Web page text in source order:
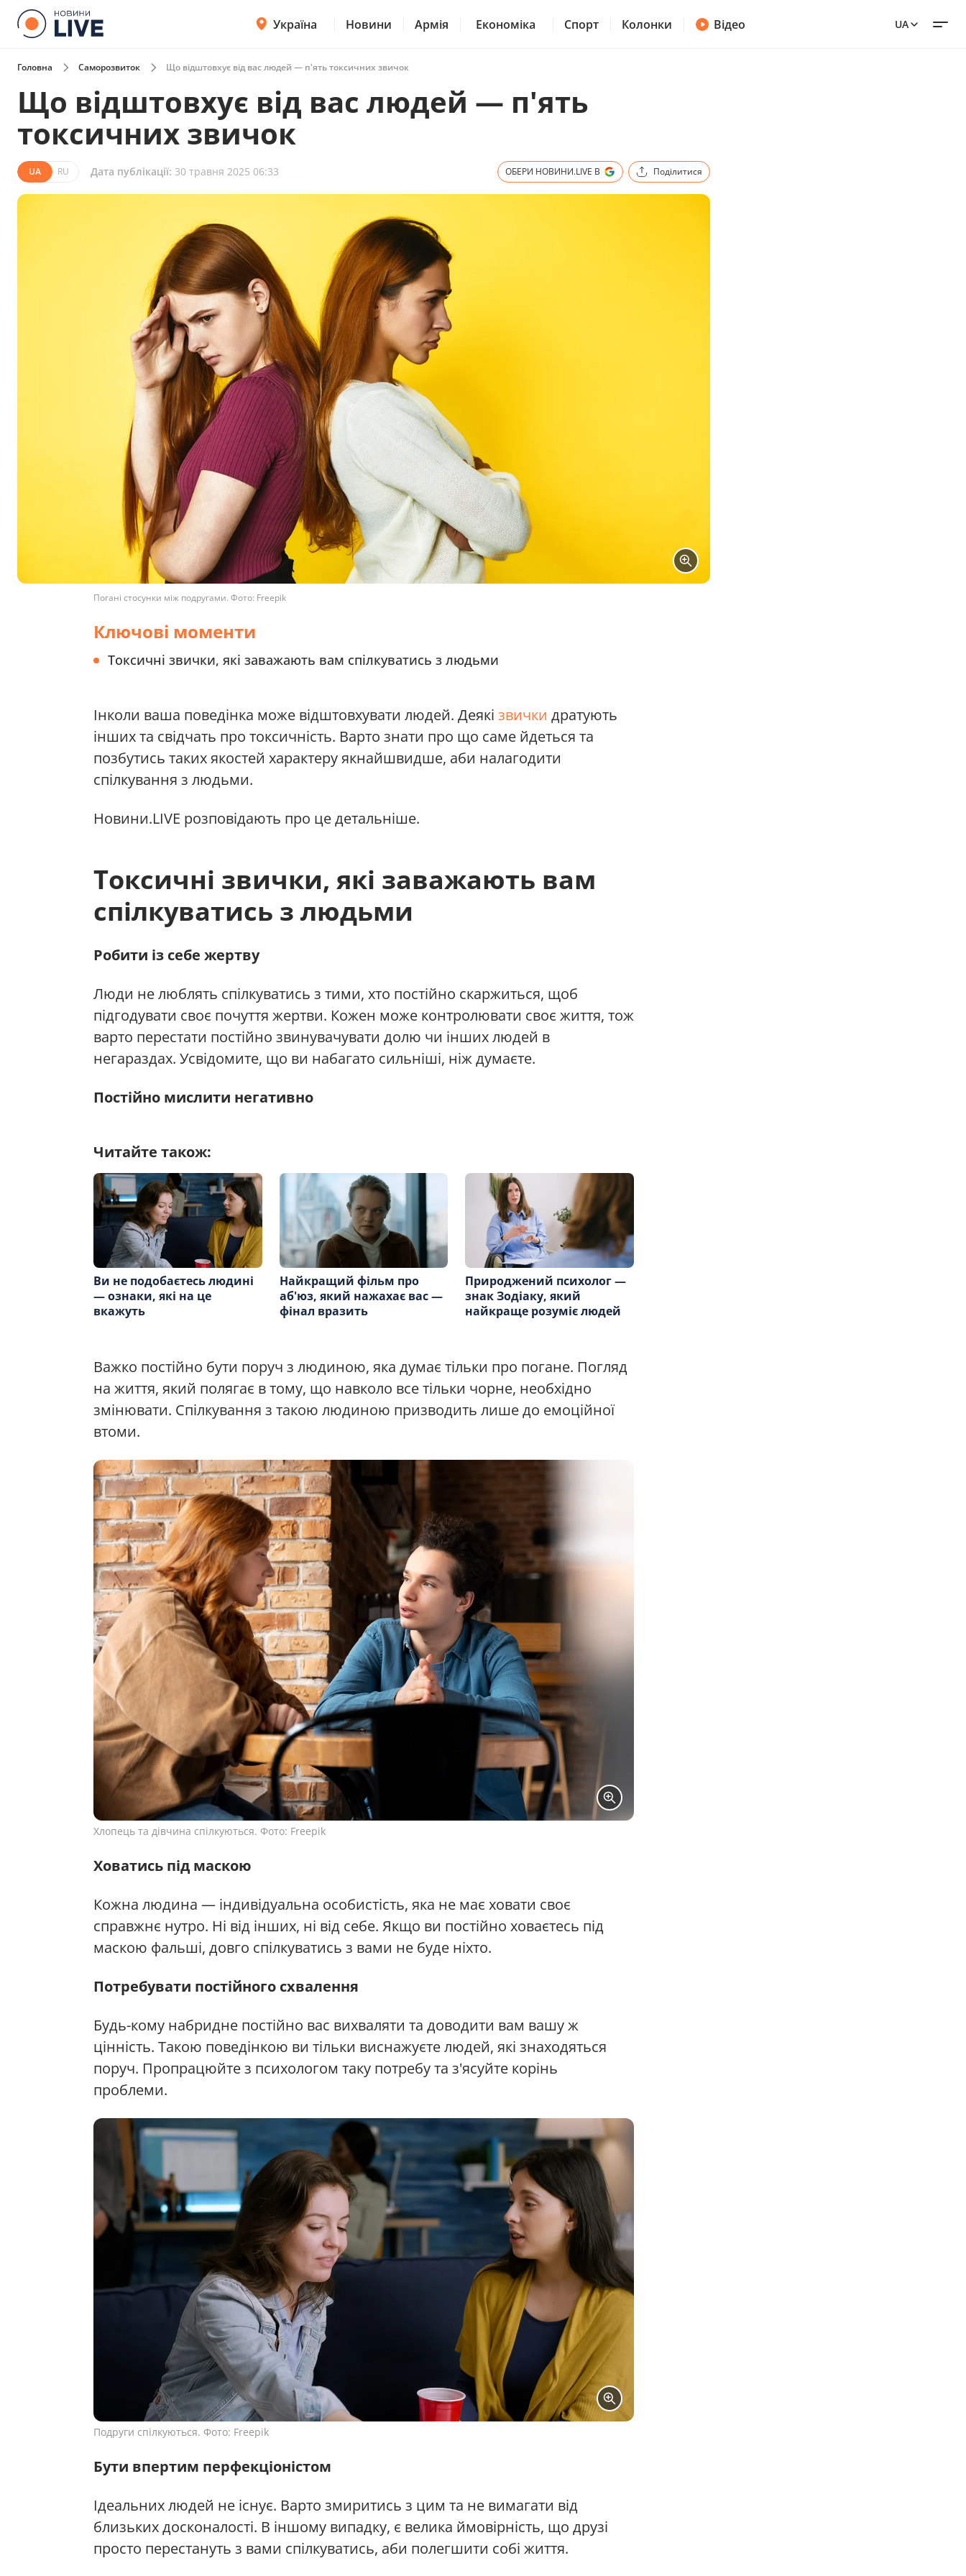
Україна Новини Армія Економіка Спорт Колонки Відео UA
Головна Саморозвиток Що відштовхує від вас людей — п'ять токсичних звичок
Що відштовхує від вас людей — п'ять
токсичних звичок
UA RU Дата публікації: 30 травня 2025 06:33 ОБЕРИ НОВИНИ.LIVE В Поділитися
Погані стосунки між подругами. Фото: Freepik
Ключові моменти
Токсичні звички, які заважають вам спілкуватись з людьми
Інколи ваша поведінка може відштовхувати людей. Деякі звички дратують
інших та свідчать про токсичність. Варто знати про що саме йдеться та
позбутись таких якостей характеру якнайшвидше, аби налагодити
спілкування з людьми.
Новини.LIVE розповідають про це детальніше.
Токсичні звички, які заважають вам
спілкуватись з людьми
Робити із себе жертву
Люди не люблять спілкуватись з тими, хто постійно скаржиться, щоб
підгодувати своє почуття жертви. Кожен може контролювати своє життя, тож
варто перестати постійно звинувачувати долю чи інших людей в
негараздах. Усвідомите, що ви набагато сильніші, ніж думаєте.
Постійно мислити негативно
Читайте також:
Ви не подобаєтесь людині
— ознаки, які на це
вкажуть
Найкращий фільм про
аб'юз, який нажахає вас —
фінал вразить
Природжений психолог —
знак Зодіаку, який
найкраще розуміє людей
Важко постійно бути поруч з людиною, яка думає тільки про погане. Погляд
на життя, який полягає в тому, що навколо все тільки чорне, необхідно
змінювати. Спілкування з такою людиною призводить лише до емоційної
втоми.
Хлопець та дівчина спілкуються. Фото: Freepik
Ховатись під маскою
Кожна людина — індивідуальна особистість, яка не має ховати своє
справжнє нутро. Ні від інших, ні від себе. Якщо ви постійно ховаєтесь під
маскою фальші, довго спілкуватись з вами не буде ніхто.
Потребувати постійного схвалення
Будь-кому набридне постійно вас вихваляти та доводити вам вашу ж
цінність. Такою поведінкою ви тільки виснажуєте людей, які знаходяться
поруч. Пропрацюйте з психологом таку потребу та з'ясуйте корінь
проблеми.
Подруги спілкуються. Фото: Freepik
Бути впертим перфекціоністом
Ідеальних людей не існує. Варто змиритись з цим та не вимагати від
близьких досконалості. В іншому випадку, є велика ймовірність, що друзі
просто перестануть з вами спілкуватись, аби полегшити собі життя.